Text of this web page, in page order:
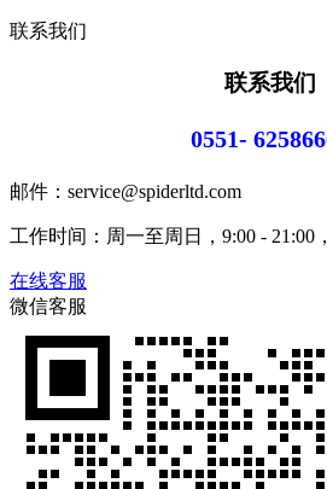
联系我们
联系我们
0551-
邮件：service@spiderltd.com
工作时间：周一至周日，9:00 - 21:00
在线客服
微信客服